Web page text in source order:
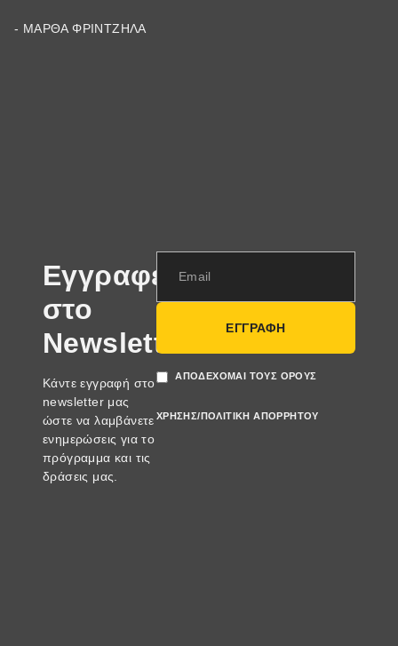
- ΜΆΡΘΑ ΦΡΙΝΤΖΉΛΑ
Εγγραφείτε
στο
Newsletter
Κάντε εγγραφή στο
newsletter μας
ώστε να λαμβάνετε
ενημερώσεις για το
πρόγραμμα και τις
δράσεις μας.
ΑΠΟΔΈΧΟΜΑΙ ΤΟΥΣ ΌΡΟΥΣ
ΧΡΉΣΗΣ/ΠΟΛΙΤΙΚΉ ΑΠΟΡΡΉΤΟΥ
ΕΓΓΡΑΦΗ